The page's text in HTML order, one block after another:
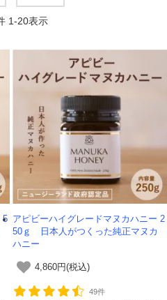
1-20表示
5 アピビーハイグレードマヌカハニー 2
50ｇ 日本人がつくった純正マヌカ
ハニー
4,860円(税込)
49件